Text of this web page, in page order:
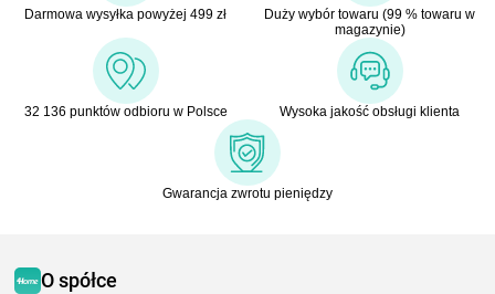
Darmowa wysyłka powyżej 499 zł
Duży wybór towaru (99 % towaru w
magazynie)
32 136 punktów odbioru w Polsce Wysoka jakość obsługi klienta
Gwarancja zwrotu pieniędzy
O spółce